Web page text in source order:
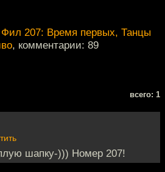
207: Время первых, Танцы
, комментарии: 89
всего: 1
шапку-))) Номер 207!